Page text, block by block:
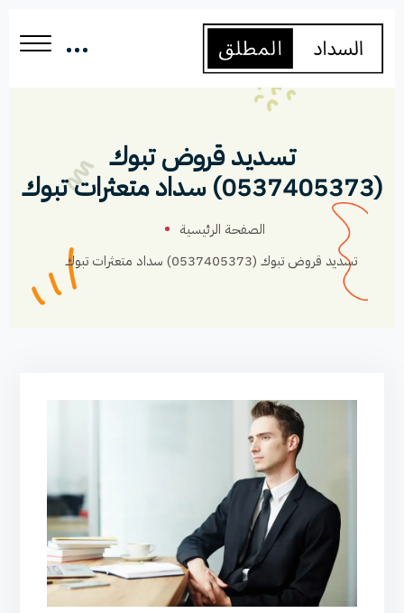
تسديد قروض تبوك
(0537405373) سداد متعثرات تبوك
الصفحة الرئيسية
تسديد قروض تبوك (0537405373) سداد متعثرات تبوك